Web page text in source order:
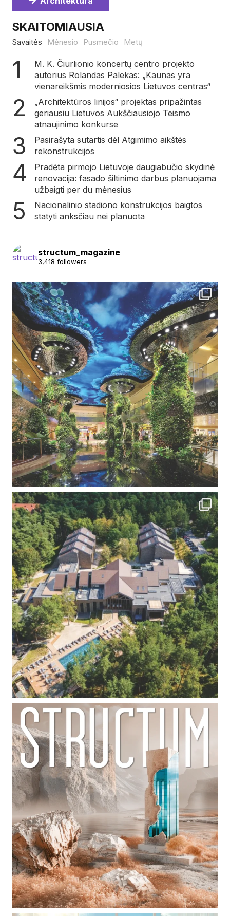
SKAITOMIAUSIA
Savaitės Mėnesio Pusmečio Metų
M. K. Čiurlionio koncertų centro projekto
autorius Rolandas Palekas: „Kaunas yra
vienareikšmis moderniosios Lietuvos centras“
„Architektūros linijos“ projektas pripažintas
geriausiu Lietuvos Aukščiausiojo Teismo
atnaujinimo konkurse
Pasirašyta sutartis dėl Atgimimo aikštės
rekonstrukcijos
Pradėta pirmojo Lietuvoje daugiabučio skydinė
renovacija: fasado šiltinimo darbus planuojama
užbaigti per du mėnesius
Nacionalinio stadiono konstrukcijos baigtos
statyti anksčiau nei planuota
structum_magazine
3,418 followers